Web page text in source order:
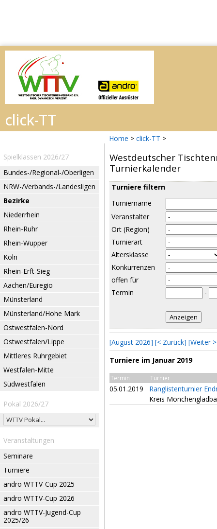
Home > click-TT >
Spielklassen 2026/27
Bundes-/Regional-/Oberligen
NRW-/Verbands-/Landesligen
Bezirke
Niederrhein
Rhein-Ruhr
Rhein-Wupper
Köln
Rhein-Erft-Sieg
Aachen/Euregio
Münsterland
Münsterland/Hohe Mark
Ostwestfalen-Nord
Ostwestfalen/Lippe
Mittleres Ruhrgebiet
Westfalen-Mitte
Südwestfalen
Pokal 2026/27
Veranstaltungen
Seminare
Turniere
andro WTTV-Cup 2025
andro WTTV-Cup 2026
andro WTTV-Jugend-Cup
2025/26
Westdeutscher
Turnierkalender
Turniere filtern
Turniername
Veranstalter
Ort (Region)
Turnierart
Altersklasse
Konkurrenzen
offen für
Termin
-
[August 2026] [< Zurück] [Weiter
Turniere im Januar 2019
Termin Turnier
05.01.2019
Ranglistenturnier
Kreis